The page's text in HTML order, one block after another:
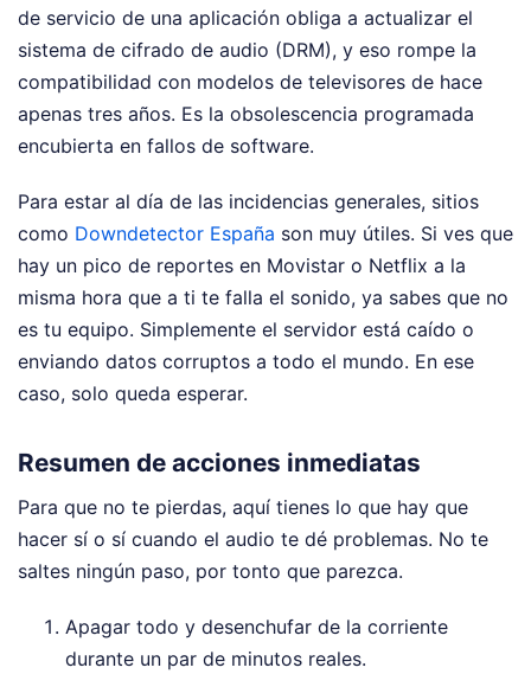
de servicio de una aplicación obliga a actualizar el
sistema de cifrado de audio (DRM), y eso rompe la
compatibilidad con modelos de televisores de hace
apenas tres años. Es la obsolescencia programada
encubierta en fallos de software.
Para estar al día de las incidencias generales, sitios
como Downdetector España son muy útiles. Si ves que
hay un pico de reportes en Movistar o Netflix a la
misma hora que a ti te falla el sonido, ya sabes que no
es tu equipo. Simplemente el servidor está caído o
enviando datos corruptos a todo el mundo. En ese
caso, solo queda esperar.
Resumen de acciones inmediatas
Para que no te pierdas, aquí tienes lo que hay que
hacer sí o sí cuando el audio te dé problemas. No te
saltes ningún paso, por tonto que parezca.
Apagar todo y desenchufar de la corriente
durante un par de minutos reales.